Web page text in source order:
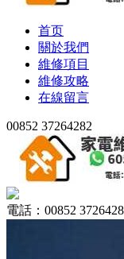
首页
關於我們
維修項目
維修攻略
在線留言
00852 37264282
電話：00852